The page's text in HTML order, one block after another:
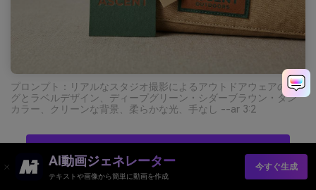
プロンプト：リアルなスタジオ撮影によるアウトドアウェアのタ
グとラベルデザイン、ディープグリーン・シダーブラウン・タン
カラー、クリーンな背景、柔らかな光、手なし --ar 3:2
AIでダークグリーンパレットビジュアルを無料作成
AI動画ジェネレーター
テキストや画像から簡単に動画を作成
今すぐ生成